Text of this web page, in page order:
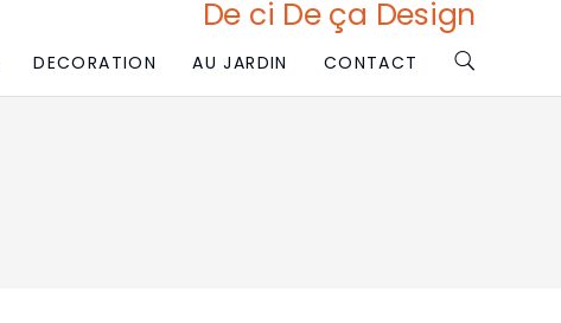
De ci De ça Design
DECORATION AU JARDIN CONTACT